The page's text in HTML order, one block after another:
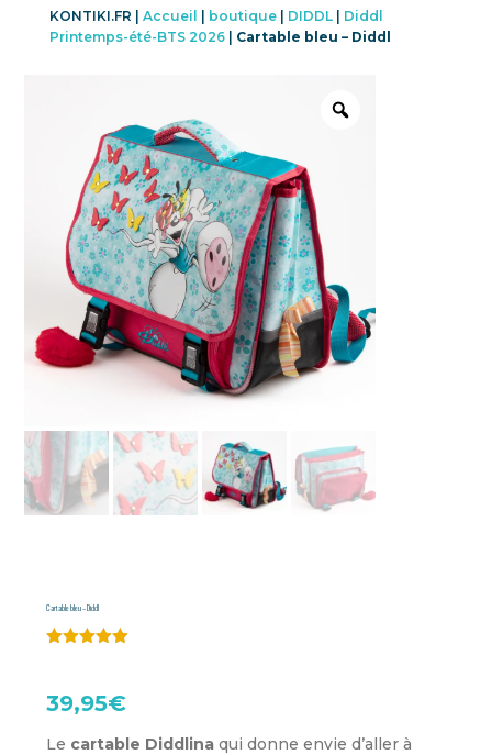
KONTIKI.FR | Accueil boutique| DIDDL| Diddl
Printemps-été-BTS 2026| Cartable bleu – Diddl
Cartable bleu – Diddl
notation
client
39,95€
Le cartable Diddlina qui donne envie d’aller à